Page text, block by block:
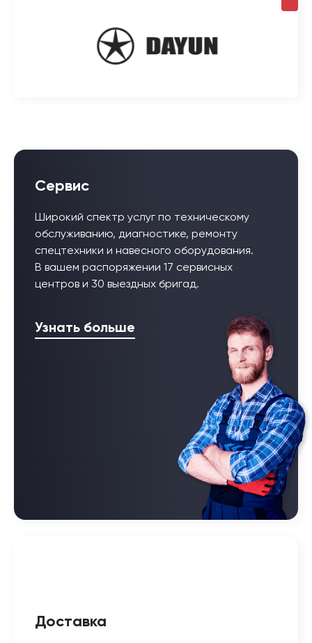
Сервис
Широкий спектр услуг по техническому
обслуживанию, диагностике, ремонту
спецтехники и навесного оборудования.
В вашем распоряжении 17 сервисных
центров и 30 выездных бригад.
Узнать больше
Доставка